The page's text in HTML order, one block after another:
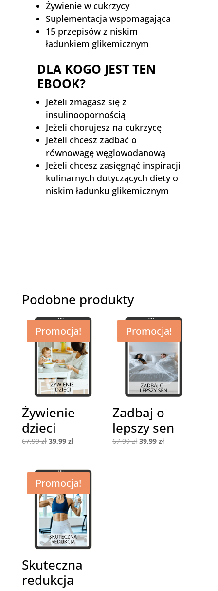
Żywienie w cukrzycy
Suplementacja wspomagająca
15 przepisów z niskim
ładunkiem glikemicznym
DLA KOGO JEST TEN
EBOOK?
Jeżeli zmagasz się z
insulinoopornością
Jeżeli chorujesz na cukrzycę
Jeżeli chcesz zadbać o
równowagę węglowodanową
Jeżeli chcesz zasięgnąć inspiracji
kulinarnych dotyczących diety o
niskim ładunku glikemicznym
Podobne produkty
Promocja!
Żywienie
dzieci
67,99zł Pierwotna
67,99 zł.
39,99 złAktualna
39,99 zł.
Promocja!
Zadbaj o
lepszy sen
67,99zł Pierwotna
39,99złAktualna
Promocja!
Skuteczna
redukcja